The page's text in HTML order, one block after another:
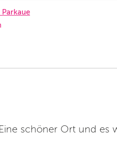
Eine schöner Ort und es